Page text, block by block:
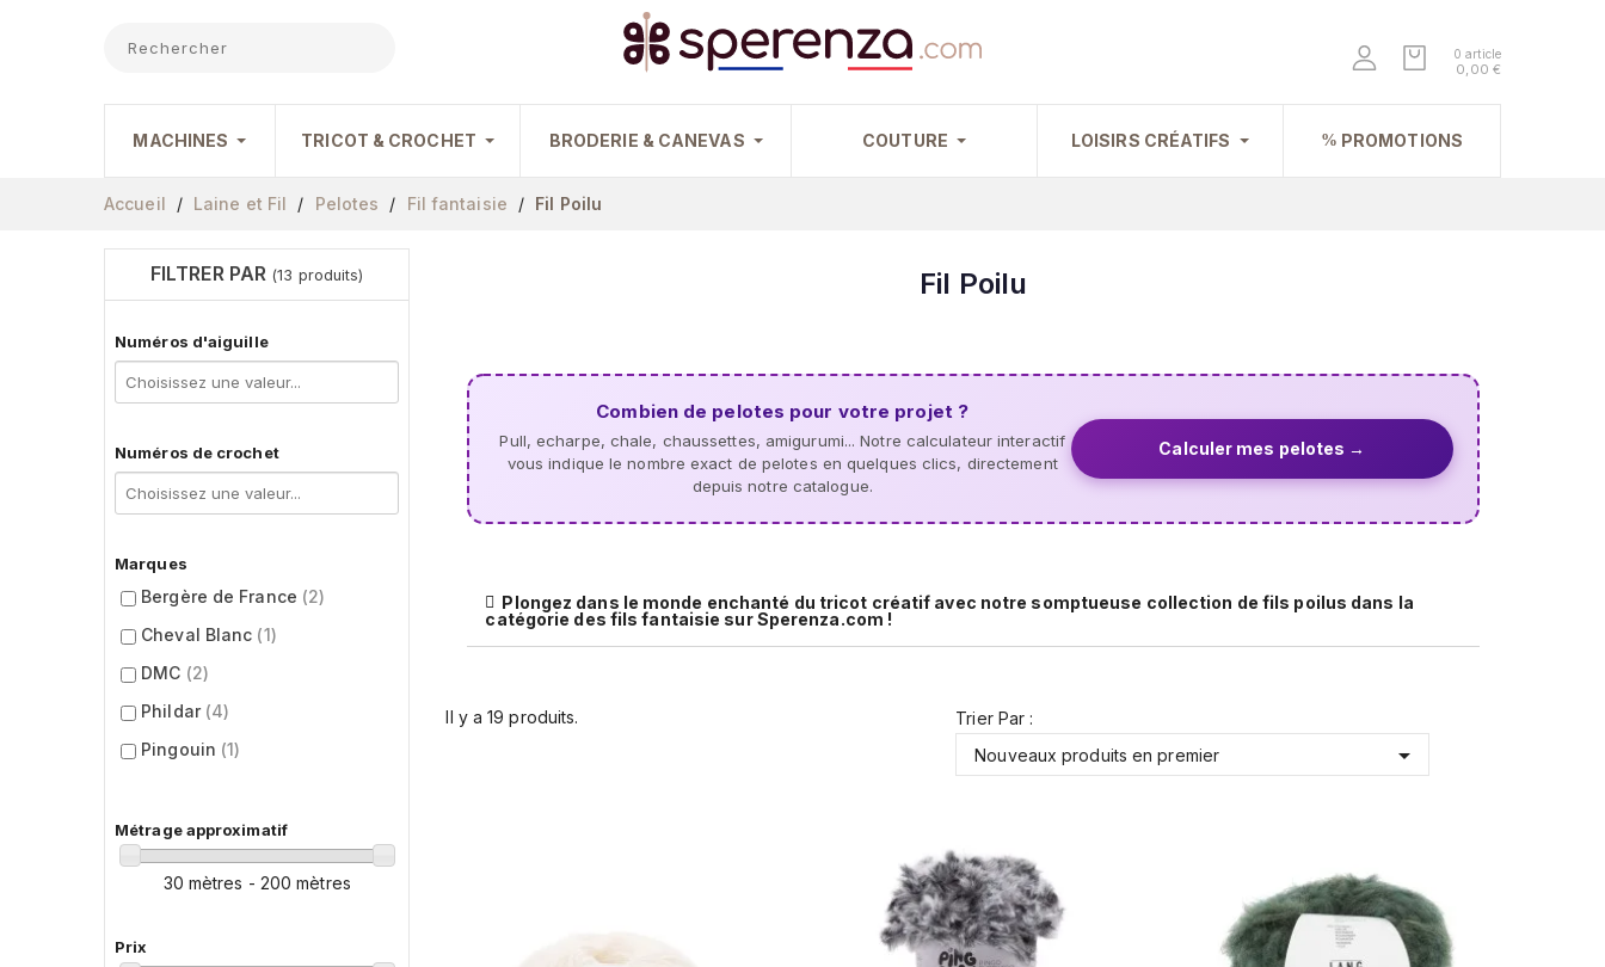
0 article
0,00 €
MACHINES TRICOT & CROCHET BRODERIE & CANEVAS COUTURE LOISIRS CRÉATIFS PROMOTIONS
Accueil Laine et Fil Pelotes Fil fantaisie Fil Poilu
FILTRER PAR (13 produits)
Numéros d'aiguille
Numéros de crochet
Marques
Bergère de France (2)
Cheval Blanc (1)
DMC (2)
Phildar (4)
Pingouin (1)
Métrage approximatif
30 mètres - 200 mètres
Prix
Fil Poilu
Combien de pelotes pour votre projet ?
Pull, echarpe, chale, chaussettes, amigurumi... Notre calculateur interactif
vous indique le nombre exact de pelotes en quelques clics, directement
depuis notre catalogue.
Calculer mes pelotes →
Plongez dans le monde enchanté du tricot créatif avec notre somptueuse collection de fils poilus dans la
catégorie des fils fantaisie sur Sperenza.com !
Il y a 19 produits.
Trier Par :
Nouveaux produits en premier
